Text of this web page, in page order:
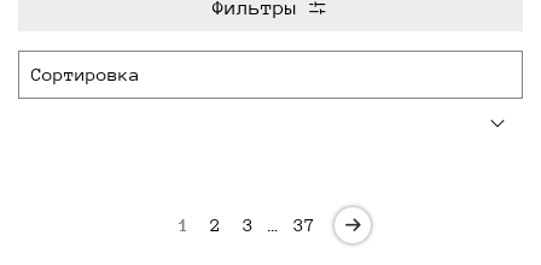
Фильтры
1 2 3 37